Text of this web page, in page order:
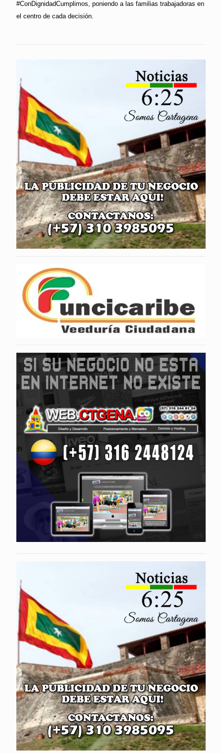
#ConDignidadCumplimos, poniendo a las familias trabajadoras en
el centro de cada decisión.